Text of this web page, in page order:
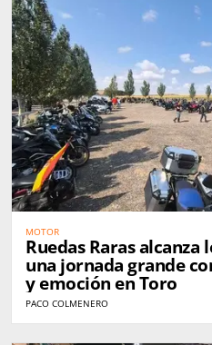
MOTOR
Ruedas Raras alcanza
una jornada grande
y emoción en Toro
PACO COLMENERO